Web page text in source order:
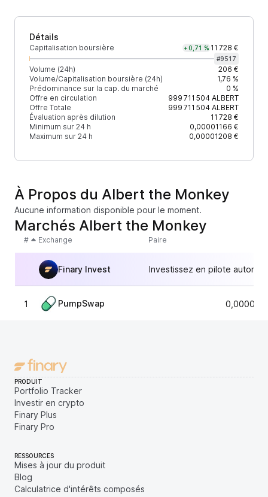
Détails
Capitalisation boursière +0,71 % 11 728 €
#9517
Volume (24h)
206 €
Volume/Capitalisation boursière (24h)
1,76 %
Prédominance sur la cap. du marché
0 %
Offre en circulation
999 711 504ALBERT
Offre Totale
999 711 504ALBERT
Évaluation après dilution
11 728 €
Minimum sur 24 h
0,00001166 €
Maximum sur 24 h
0,00001208 €
À Propos du Albert the Monkey
Aucune information disponible pour le moment.
Marchés Albert the Monkey
# Exchange Paire
Finary Invest Investissez en pilote
1 PumpSwap
PRODUIT
Portfolio Tracker
Investir en crypto
Finary Plus
Finary Pro
RESSOURCES
Mises à jour du produit
Blog
Calculatrice d'intérêts composés